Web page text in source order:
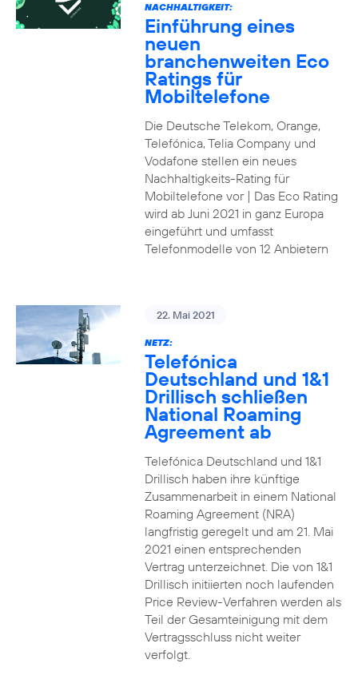
NACHHALTIGKEIT:
Einführung eines
neuen
branchenweiten Eco
Ratings für
Mobiltelefone
Die Deutsche Telekom, Orange,
Telefónica, Telia Company und
Vodafone stellen ein neues
Nachhaltigkeits-Rating für
Mobiltelefone vor | Das Eco Rating
wird ab Juni 2021 in ganz Europa
eingeführt und umfasst
Telefonmodelle von 12 Anbietern
22. Mai 2021
NETZ:
Telefónica
Deutschland und 1&1
Drillisch schließen
National Roaming
Agreement ab
Telefónica Deutschland und 1&1
Drillisch haben ihre künftige
Zusammenarbeit in einem National
Roaming Agreement (NRA)
langfristig geregelt und am 21. Mai
2021 einen entsprechenden
Vertrag unterzeichnet. Die von 1&1
Drillisch initiierten noch laufenden
Price Review-Verfahren werden als
Teil der Gesamteinigung mit dem
Vertragsschluss nicht weiter
verfolgt.